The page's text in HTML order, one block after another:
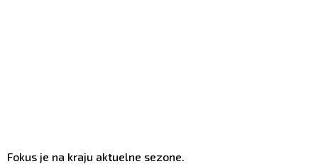
Fokus je na kraju aktuelne sezone.